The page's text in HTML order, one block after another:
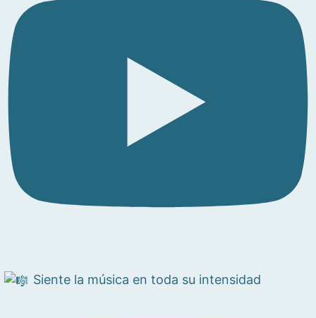
Siente la música en toda su intensidad